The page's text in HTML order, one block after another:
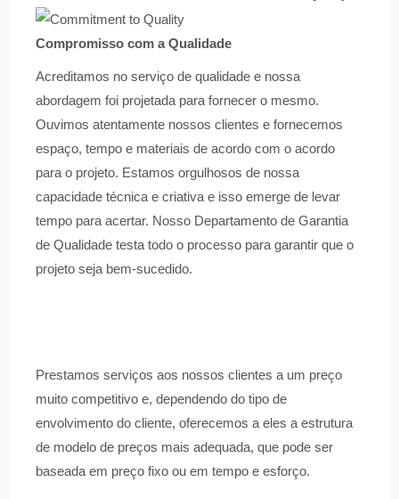
Compromisso com a Qualidade
Acreditamos no serviço de qualidade e nossa
abordagem foi projetada para fornecer o mesmo.
Ouvimos atentamente nossos clientes e fornecemos
espaço, tempo e materiais de acordo com o acordo
para o projeto. Estamos orgulhosos de nossa
capacidade técnica e criativa e isso emerge de levar
tempo para acertar. Nosso Departamento de Garantia
de Qualidade testa todo o processo para garantir que o
projeto seja bem-sucedido.
Prestamos serviços aos nossos clientes a um preço
muito competitivo e, dependendo do tipo de
envolvimento do cliente, oferecemos a eles a estrutura
de modelo de preços mais adequada, que pode ser
baseada em preço fixo ou em tempo e esforço.